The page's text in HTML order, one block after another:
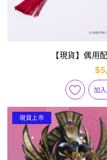
【現貨】偶用
加
現貨上市